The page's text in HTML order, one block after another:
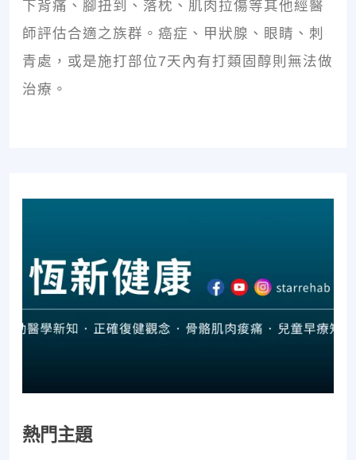
下背痛、腳扭到、落枕、肌肉拉傷等其他經醫
師評估合適之族群。癌症、甲狀腺、眼睛、刺
青處，或是施打部位7天內有打類固醇則無法做
治療。
熱門主題